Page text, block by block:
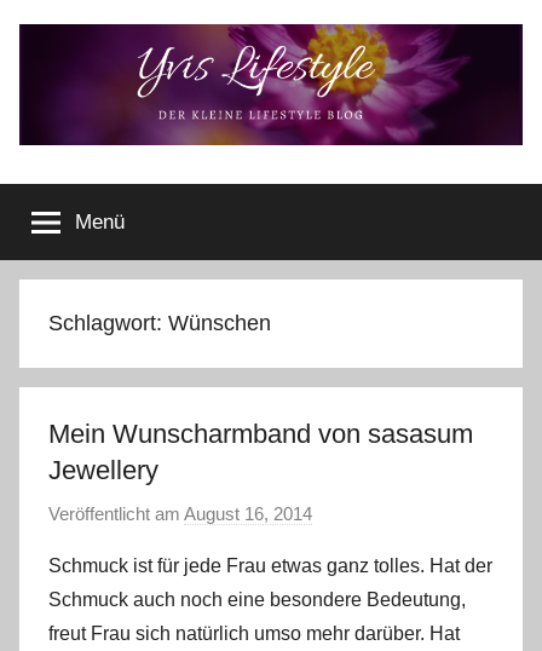
Yvis
Lifestyle
Lifestyle
Blog
–
Lifestyle,
Produkttests
vieles
mehr
Menü
Schlagwort: Wünschen
Mein Wunscharmband von sasasum
Jewellery
Veröffentlicht am August 16, 2014
n
Y
v
Schmuck ist für jede Frau etwas ganz tolles. Hat der
Schmuck auch noch eine besondere Bedeutung,
freut Frau sich natürlich umso mehr darüber. Hat